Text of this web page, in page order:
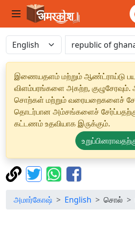
இணையதளம் மற்றும் ஆண்ட்ராய்டு
விளம்பரங்களை அகற்ற, குழுசேரவும்.
சொற்கள் மற்றும் வரையறைகளைச்
தொடர்பான அம்சங்களைச்
கட்டணம் உதவியாக இருக்கும்.
அமார்கோஷ் English சொல்